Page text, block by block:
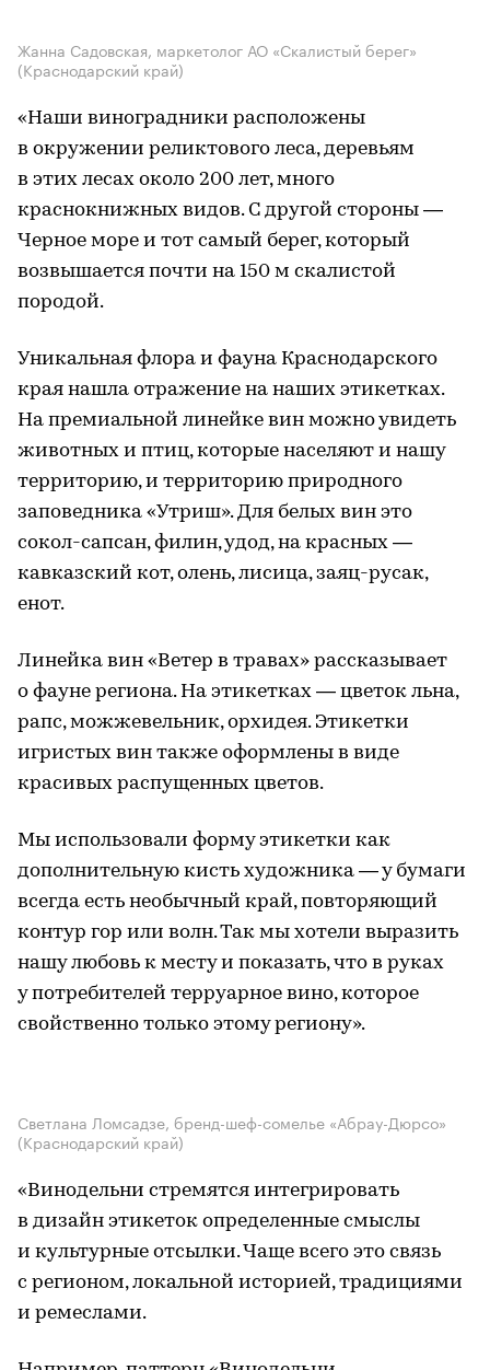
Жанна Садовская, маркетолог АО «Скалистый берег»
(Краснодарский край)
«Наши виноградники расположены
в окружении реликтового леса, деревьям
в этих лесах около 200 лет, много
краснокнижных видов. С другой стороны —
Черное море и тот самый берег, который
возвышается почти на 150 м скалистой
породой.
Уникальная флора и фауна Краснодарского
края нашла отражение на наших этикетках.
На премиальной линейке вин можно увидеть
животных и птиц, которые населяют и нашу
территорию, и территорию природного
заповедника «Утриш». Для белых вин это
сокол-сапсан, филин, удод, на красных —
кавказский кот, олень, лисица, заяц-русак,
енот.
Линейка вин «Ветер в травах» рассказывает
о фауне региона. На этикетках — цветок льна,
рапс, можжевельник, орхидея. Этикетки
игристых вин также оформлены в виде
красивых распущенных цветов.
Мы использовали форму этикетки как
дополнительную кисть художника — у бумаги
всегда есть необычный край, повторяющий
контур гор или волн. Так мы хотели выразить
нашу любовь к месту и показать, что в руках
у потребителей терруарное вино, которое
свойственно только этому региону».
Светлана Ломсадзе, бренд-шеф-сомелье «Абрау-Дюрсо»
(Краснодарский край)
«Винодельни стремятся интегрировать
в дизайн этикеток определенные смыслы
и культурные отсылки. Чаще всего это связь
с регионом, локальной историей, традициями
и ремеслами.